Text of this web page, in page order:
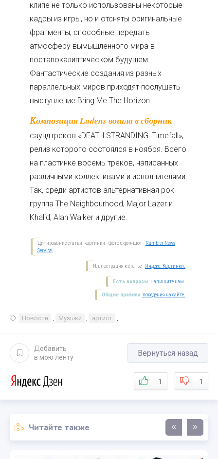
клипе не только использованы некоторые
кадры из игры, но и отсняты оригинальные
фрагменты, способные передать
атмосферу вымышленного мира в
постапокалиптическом будущем.
Фантастические создания из разных
параллельных миров приходят послушать
выступление Bring Me The Horizon.
Композиция Ludens вошла в сборник
саундтреков «DEATH STRANDING: Timefall»,
релиз которого состоялся в ноября. Всего
на пластинке восемь треков, написанных
различными коллективами и исполнителями.
Так, среди артистов альтернативная рок-
группа The Neighbourhood, Major Lazer и
Khalid, Alan Walker и другие.
Цитирование статьи, картинки - фото скриншот - Rambler News
Service.
Иллюстрация к статье - Яндекс. Картинки.
Есть вопросы. Напишите нам.
Общие правила поведения на сайте.
Новости , Музыки , артист , Bring Me The Horizon — Ludens
Добавить
в мою ленту
Вернуться назад
1 1
Читайте также